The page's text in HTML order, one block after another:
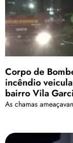
Corpo de
incêndio
bairro Vila
As chamas